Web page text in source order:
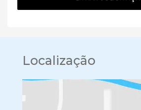
Localização